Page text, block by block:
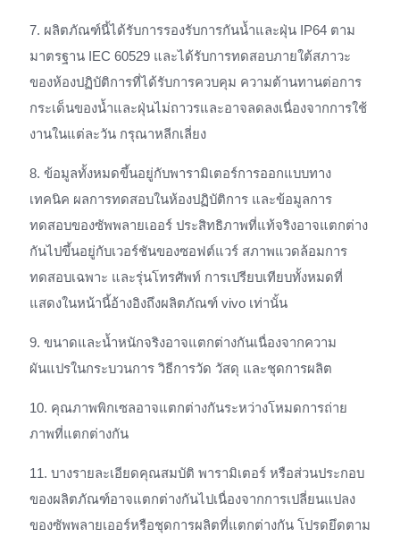
7. ผลิตภัณฑ์นี้ได้รับการรองรับการกันน้ำและฝุ่น IP64 ตาม
มาตรฐาน IEC 60529 และได้รับการทดสอบภายใต้สภาวะ
ของห้องปฏิบัติการที่ได้รับการควบคุม ความต้านทานต่อการ
กระเด็นของน้ำและฝุ่นไม่ถาวรและอาจลดลงเนื่องจากการใช้
งานในแต่ละวัน กรุณาหลีกเลี่ยง
8. ข้อมูลทั้งหมดขึ้นอยู่กับพารามิเตอร์การออกแบบทาง
เทคนิค ผลการทดสอบในห้องปฏิบัติการ และข้อมูลการ
ทดสอบของซัพพลายเออร์ ประสิทธิภาพที่แท้จริงอาจแตกต่าง
กันไปขึ้นอยู่กับเวอร์ชันของซอฟต์แวร์ สภาพแวดล้อมการ
ทดสอบเฉพาะ และรุ่นโทรศัพท์ การเปรียบเทียบทั้งหมดที่
แสดงในหน้านี้อ้างอิงถึงผลิตภัณฑ์ vivo เท่านั้น
9. ขนาดและน้ำหนักจริงอาจแตกต่างกันเนื่องจากความ
ผันแปรในกระบวนการ วิธีการวัด วัสดุ และชุดการผลิต
10. คุณภาพพิกเซลอาจแตกต่างกันระหว่างโหมดการถ่าย
ภาพที่แตกต่างกัน
11. บางรายละเอียดคุณสมบัติ พารามิเตอร์ หรือส่วนประกอบ
ของผลิตภัณฑ์อาจแตกต่างกันไปเนื่องจากการเปลี่ยนแปลง
ของซัพพลายเออร์หรือชุดการผลิตที่แตกต่างกัน โปรดยึดตาม